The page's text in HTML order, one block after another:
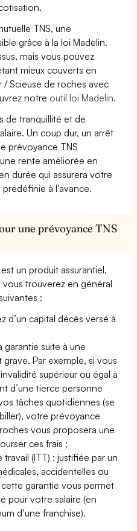
TNS, une
grâce à la loi Madelin.
mais vous pouvez
mieux couverts en
Scieuse de roches avec
notre outil loi Madelin.
de tranquillité et de
Un coup dur, un arrêt
prévoyance TNS
rente améliorée en
durée qui assurera votre
à l’avance.
une prévoyance TNS
un produit assurantiel,
trouverez en général
:
d’un capital décès versé à
garantie suite à une
Par exemple, si vous
supérieur ou égal à
d’une tierce personne
tâches quotidiennes (se
votre prévoyance
vous proposera une
ces frais ;
(ITT) : justifiée par un
accidentelles ou
garantie vous permet
pour votre salaire (en
d’une franchise).